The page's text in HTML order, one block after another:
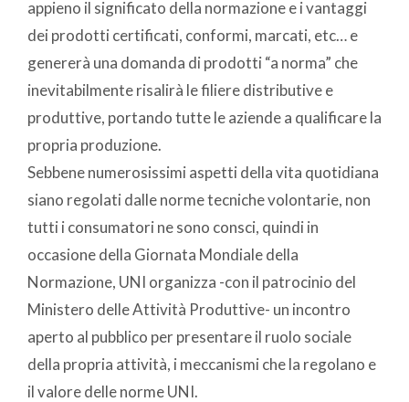
appieno il significato della normazione e i vantaggi
dei prodotti certificati, conformi, marcati, etc… e
genererà una domanda di prodotti “a norma” che
inevitabilmente risalirà le filiere distributive e
produttive, portando tutte le aziende a qualificare la
propria produzione.
Sebbene numerosissimi aspetti della vita quotidiana
siano regolati dalle norme tecniche volontarie, non
tutti i consumatori ne sono consci, quindi in
occasione della Giornata Mondiale della
Normazione, UNI organizza -con il patrocinio del
Ministero delle Attività Produttive- un incontro
aperto al pubblico per presentare il ruolo sociale
della propria attività, i meccanismi che la regolano e
il valore delle norme UNI.